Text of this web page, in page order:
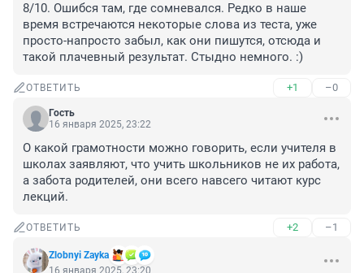
8/10. Ошибся там, где сомневался. Редко в наше
время встречаются некоторые слова из теста, уже
просто-напросто забыл, как они пишутся, отсюда и
такой плачевный результат. Стыдно немного. :)
ОТВЕТИТЬ +1 –0
Гость
16 января 2025, 23:22
О какой грамотности можно говорить, если учителя в
школах заявляют, что учить школьников не их работа,
а забота родителей, они всего навсего читают курс
лекций.
ОТВЕТИТЬ +2 –1
Zlobnyi Zayka
16 января 2025, 23:20